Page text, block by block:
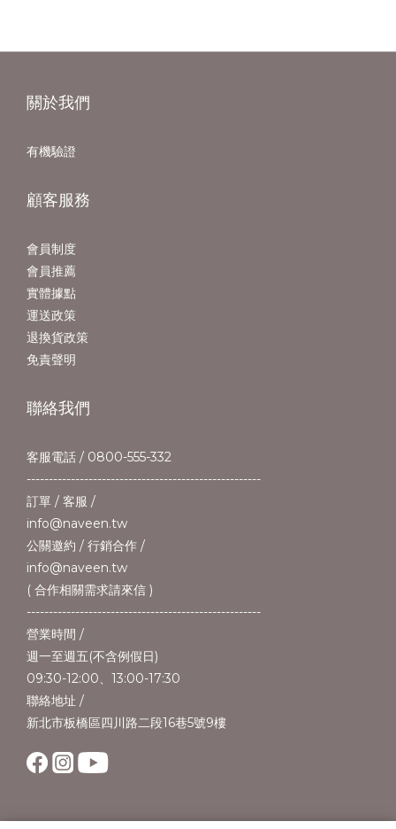
關於我們
有機驗證
顧客服務
會員制度
會員推薦
實體據點
運送政策
退換貨政策
免責聲明
聯絡我們
客服電話 / 0800-555-332
-----------------------------------------------------
訂單 / 客服 /
info@naveen.tw
公關邀約 / 行銷合作 /
info@naveen.tw
( 合作相關需求請來信 )
-----------------------------------------------------
營業時間 /
週一至週五(不含例假日)
09:30-12:00、13:00-17:30
聯絡地址 /
新北市板橋區四川路二段16巷5號9樓